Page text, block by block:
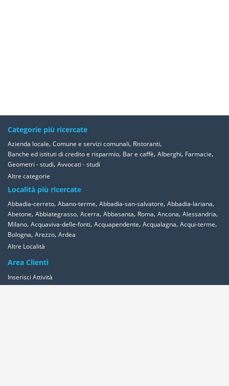
Categorie più ricercate
Azienda locale, Comune e servizi comunali, Ristoranti,
Banche ed istituti di credito e risparmio, Bar e caffè, Alberghi, Farmacie,
Geometri - studi, Avvocati - studi
Altre categorie
Località più ricercate
Abbadia-cerreto, Abano-terme, Abbadia-san-salvatore, Abbadia-lariana,
Abetone, Abbiategrasso, Acerra, Abbasanta, Roma, Ancona, Alessandria,
Milano, Acquaviva-delle-fonti, Acquapendente, Acqualagna, Acqui-terme,
Bologna, Arezzo, Ardea
Altre Località
Area Clienti
Inserisci Attività